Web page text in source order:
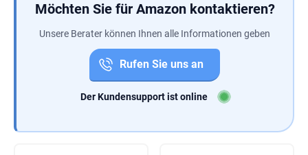
Möchten Sie für Amazon kontaktieren?
Unsere Berater können Ihnen alle Informationen geben
Rufen Sie uns an
Der Kundensupport ist online